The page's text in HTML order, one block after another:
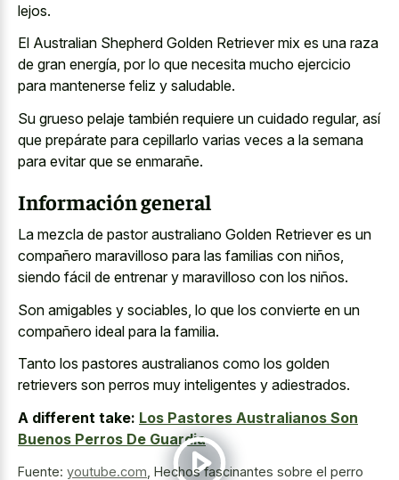
lejos.
El Australian Shepherd Golden Retriever mix es una raza
de gran energía, por lo que necesita mucho ejercicio
para mantenerse feliz y saludable.
Su grueso pelaje también requiere un cuidado regular, así
que prepárate para cepillarlo varias veces a la semana
para evitar que se enmarañe.
Información general
La mezcla de pastor australiano Golden Retriever es un
compañero maravilloso para las familias con niños,
siendo fácil de entrenar y maravilloso con los niños.
Son amigables y sociables, lo que los convierte en un
compañero ideal para la familia.
Tanto los pastores australianos como los golden
retrievers son perros muy inteligentes y adiestrados.
A different take: Los Pastores Australianos Son
Buenos Perros De Guardia
Fuente: youtube.com Hechos fascinantes sobre el perro